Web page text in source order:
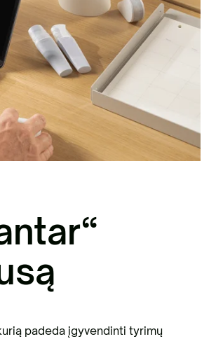
padeda įgyvendinti tyrimų